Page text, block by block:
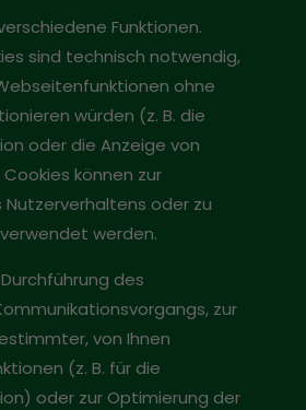
Funktionen.
sind technisch notwendig,
ohne
würden (z. B. die
oder die Anzeige von
können zur
oder zu
werden.
des
zur
von Ihnen
(z. B. für die
oder zur Optimierung der